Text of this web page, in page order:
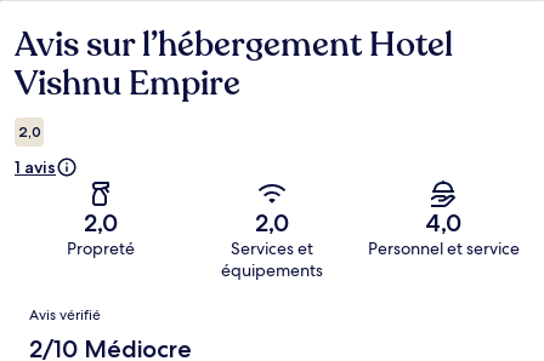
Avis
Avis sur l’hébergement Hotel
Vishnu Empire
2,0
1 avis
2,0
Propreté
2,0
Services et
équipements
4,0
Personnel et service
Avis
Avis vérifié
2/10 Médiocre